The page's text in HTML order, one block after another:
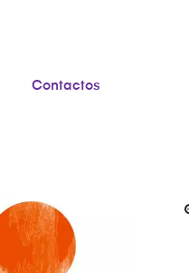
Contactos